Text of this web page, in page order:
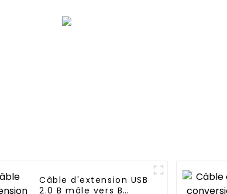
Câble d'extension USB
2.0 B mâle vers B